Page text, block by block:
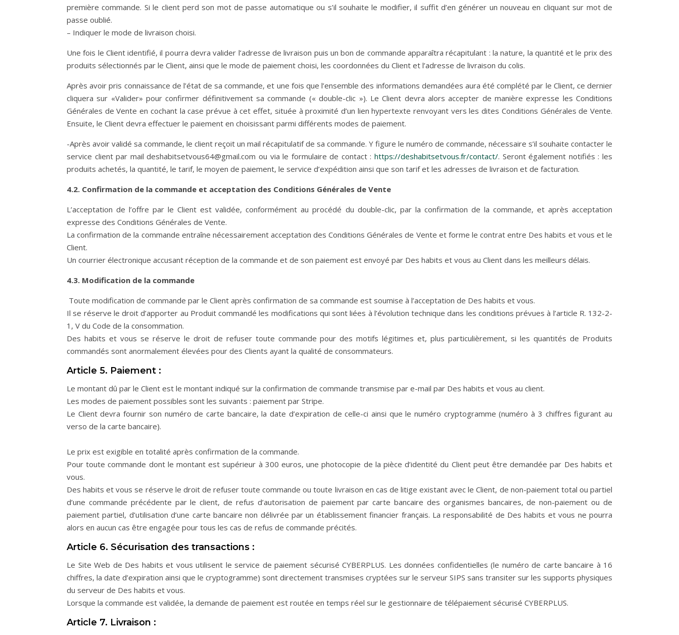
première commande. Si le client perd son mot de passe automatique ou s’il souhaite le modifier, il suffit d’en générer un nouveau en cliquant sur mot de
passe oublié.
– Indiquer le mode de livraison choisi.
Une fois le Client identifié, il pourra devra valider l’adresse de livraison puis un bon de commande apparaîtra récapitulant : la nature, la quantité et le prix des
produits sélectionnés par le Client, ainsi que le mode de paiement choisi, les coordonnées du Client et l’adresse de livraison du colis.
Après avoir pris connaissance de l’état de sa commande, et une fois que l’ensemble des informations demandées aura été complété par le Client, ce dernier
cliquera sur «Valider» pour confirmer définitivement sa commande (« double-clic »). Le Client devra alors accepter de manière expresse les Conditions
Générales de Vente en cochant la case prévue à cet effet, située à proximité d’un lien hypertexte renvoyant vers les dites Conditions Générales de Vente.
Ensuite, le Client devra effectuer le paiement en choisissant parmi différents modes de paiement.
-Après avoir validé sa commande, le client reçoit un mail récapitulatif de sa commande. Y figure le numéro de commande, nécessaire s’il souhaite contacter le
service client par mail deshabitsetvous64@gmail.com ou via le formulaire de contact :https://deshabitsetvous.fr/contact/. Seront également notifiés : les
produits achetés, la quantité, le tarif, le moyen de paiement, le service d’expédition ainsi que son tarif et les adresses de livraison et de facturation.
4.2. Confirmation de la commande et acceptation des Conditions Générales de Vente
L’acceptation de l’offre par le Client est validée, conformément au procédé du double-clic, par la confirmation de la commande, et après acceptation
expresse des Conditions Générales de Vente.
La confirmation de la commande entraîne nécessairement acceptation des Conditions Générales de Vente et forme le contrat entre Des habits et vous et le
Client.
Un courrier électronique accusant réception de la commande et de son paiement est envoyé par Des habits et vous au Client dans les meilleurs délais.
4.3. Modification de la commande
Toute modification de commande par le Client après confirmation de sa commande est soumise à l’acceptation de Des habits et vous.
Il se réserve le droit d’apporter au Produit commandé les modifications qui sont liées à l’évolution technique dans les conditions prévues à l’article R. 132-2-
1, V du Code de la consommation.
Des habits et vous se réserve le droit de refuser toute commande pour des motifs légitimes et, plus particulièrement, si les quantités de Produits
commandés sont anormalement élevées pour des Clients ayant la qualité de consommateurs.
Article 5. Paiement :
Le montant dû par le Client est le montant indiqué sur la confirmation de commande transmise par e-mail par Des habits et vous au client.
Les modes de paiement possibles sont les suivants : paiement par Stripe.
Le Client devra fournir son numéro de carte bancaire, la date d’expiration de celle-ci ainsi que le numéro cryptogramme (numéro à 3 chiffres figurant au
verso de la carte bancaire).
Le prix est exigible en totalité après confirmation de la commande.
Pour toute commande dont le montant est supérieur à 300 euros, une photocopie de la pièce d’identité du Client peut être demandée par Des habits et
vous.
Des habits et vous se réserve le droit de refuser toute commande ou toute livraison en cas de litige existant avec le Client, de non-paiement total ou partiel
d’une commande précédente par le client, de refus d’autorisation de paiement par carte bancaire des organismes bancaires, de non-paiement ou de
paiement partiel, d’utilisation d’une carte bancaire non délivrée par un établissement financier français. La responsabilité de Des habits et vous ne pourra
alors en aucun cas être engagée pour tous les cas de refus de commande précités.
Article 6. Sécurisation des transactions :
Le Site Web de Des habits et vous utilisent le service de paiement sécurisé CYBERPLUS. Les données confidentielles (le numéro de carte bancaire à 16
chiffres, la date d’expiration ainsi que le cryptogramme) sont directement transmises cryptées sur le serveur SIPS sans transiter sur les supports physiques
du serveur de Des habits et vous.
Lorsque la commande est validée, la demande de paiement est routée en temps réel sur le gestionnaire de télépaiement sécurisé CYBERPLUS.
Article 7. Livraison :